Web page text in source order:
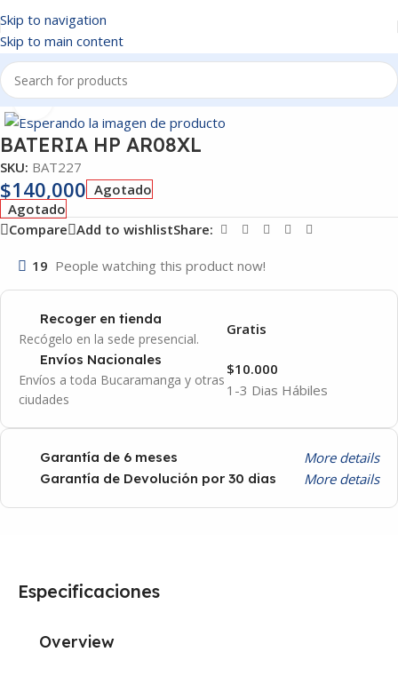
Skip to navigation
Skip to main content
Inicio/BATERIAS
Click to enlarge
BATERIA HP AR08XL
SKU: BAT227
$140,000 Agotado
Agotado
Compare Add to wishlistShare:
19 People watching this product now!
Recoger en tienda
Recógelo en la sede presencial.
Gratis
Envíos Nacionales
Envíos a toda Bucaramanga y otras
ciudades
1-3 Dias Hábiles
$10.000
Garantía de 6 meses More details
Garantía de Devolución por 30 dias More details
Especificaciones
Overview